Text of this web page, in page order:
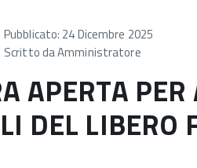
Pubblicato: 24 Dicembre 2025
Scritto daAmministratore
APERTA
DEL LIBERO